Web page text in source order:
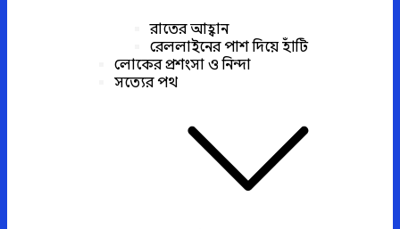
রাতের আহ্বান
রেললাইনের পাশ দিয়ে হাঁটি
লোকের প্রশংসা ও নিন্দা
সত্যের পথ